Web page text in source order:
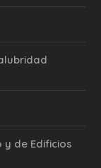
y de Edificios